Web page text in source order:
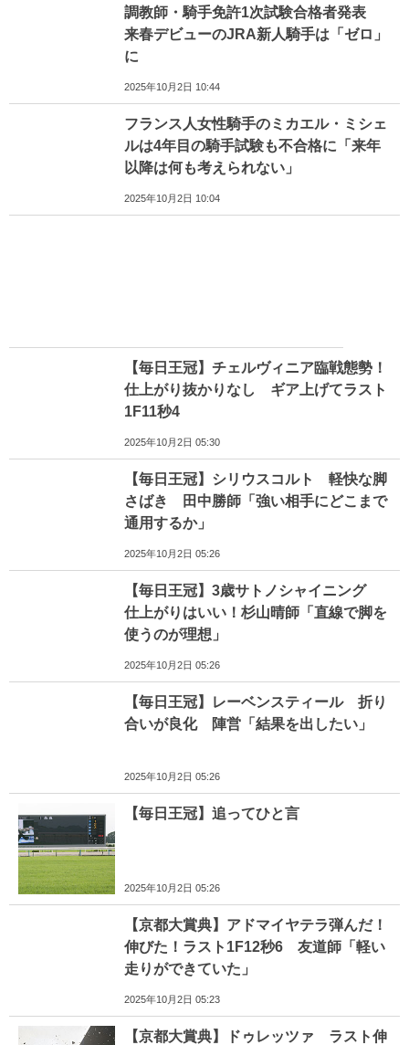
調教師・騎手免許1次試験合格者発表
来春デビューのJRA新人騎手は「ゼロ」
に
2025年10月2日 10:44
フランス人女性騎手のミカエル・ミシェ
ルは4年目の騎手試験も不合格に「来年
以降は何も考えられない」
2025年10月2日 10:04
【毎日王冠】チェルヴィニア臨戦態勢！
仕上がり抜かりなし ギア上げてラスト
1F11秒4
2025年10月2日 05:30
【毎日王冠】シリウスコルト 軽快な脚
さばき 田中勝師「強い相手にどこまで
通用するか」
2025年10月2日 05:26
【毎日王冠】3歳サトノシャイニング
仕上がりはいい！杉山晴師「直線で脚を
使うのが理想」
2025年10月2日 05:26
【毎日王冠】レーベンスティール 折り
合いが良化 陣営「結果を出したい」
2025年10月2日 05:26
【毎日王冠】追ってひと言
2025年10月2日 05:26
【京都大賞典】アドマイヤテラ弾んだ！
伸びた！ラスト1F12秒6 友道師「軽い
走りができていた」
2025年10月2日 05:23
【京都大賞典】ドゥレッツァ ラスト伸